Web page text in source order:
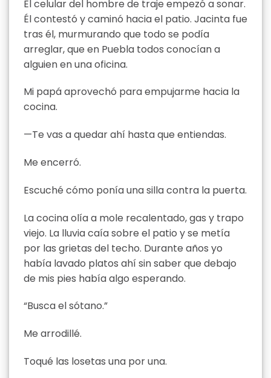
El celular del hombre de traje empezó a sonar.
Él contestó y caminó hacia el patio. Jacinta fue
tras él, murmurando que todo se podía
arreglar, que en Puebla todos conocían a
alguien en una oficina.
Mi papá aprovechó para empujarme hacia la
cocina.
—Te vas a quedar ahí hasta que entiendas.
Me encerró.
Escuché cómo ponía una silla contra la puerta.
La cocina olía a mole recalentado, gas y trapo
viejo. La lluvia caía sobre el patio y se metía
por las grietas del techo. Durante años yo
había lavado platos ahí sin saber que debajo
de mis pies había algo esperando.
“Busca el sótano.”
Me arrodillé.
Toqué las losetas una por una.